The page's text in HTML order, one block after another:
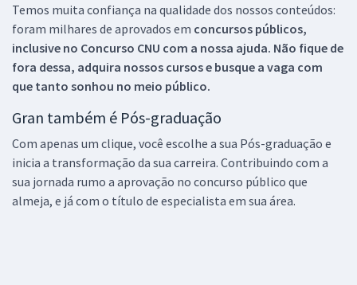
Temos muita confiança na qualidade dos nossos conteúdos:
foram milhares de aprovados em concursos públicos,
inclusive no Concurso CNU com a nossa ajuda. Não fique de
fora dessa, adquira nossos cursos e busque a vaga com
que tanto sonhou no meio público.
Gran também é Pós-graduação
Com apenas um clique, você escolhe a sua Pós-graduação e
inicia a transformação da sua carreira. Contribuindo com a
sua jornada rumo a aprovação no concurso público que
almeja, e já com o título de especialista em sua área.